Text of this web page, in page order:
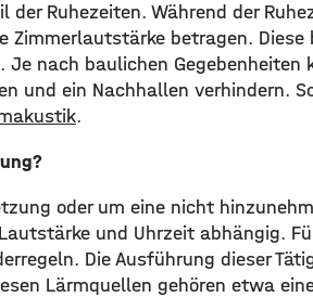
der Ruhezeiten. Während der
Zimmerlautstärke betragen.
nach baulichen Gegebenheiten
und ein Nachhallen verhindern.
.
oder um eine nicht
und Uhrzeit abhängig.
Die Ausführung dieser
Lärmquellen gehören etwa